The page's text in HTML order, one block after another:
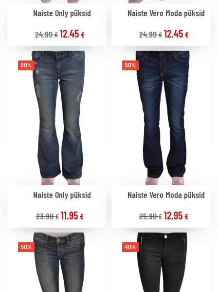
Naiste Only püksid
24.90€ 12.45 €
Naiste Vero Moda püksid
24.90€ 12.45 €
50%
Naiste Only püksid
23.90€ 11.95 €
50%
Naiste Vero Moda püksid
25.90€ 12.95 €
50% 40%